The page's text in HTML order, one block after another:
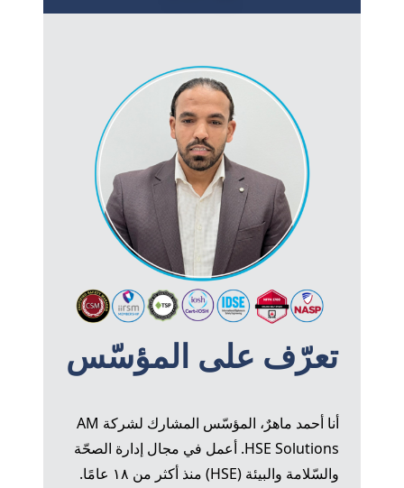
تعرّف على المؤسّس
أنا أحمد ماهرٌ، المؤسّس المشارك لشركة AM
HSE Solutions. أعمل في مجال إدارة الصحّة
والسّلامة والبيئة (HSE) منذ أكثر من ١٨ عامًا.